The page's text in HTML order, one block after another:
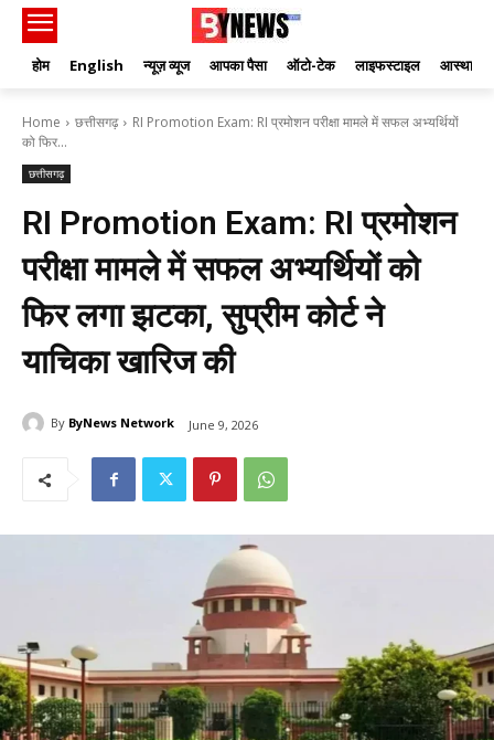
होम English न्यूज़ व्यूज आपका पैसा ऑटो-टेक लाइफस्टाइल आस्था
Home छत्तीसगढ़
RI Promotion Exam: RI प्रमोशन परीक्षा मामले में सफल अभ्यर्थियों
को फिर...
छत्तीसगढ़
RI Promotion Exam: RI प्रमोशन
परीक्षा मामले में सफल अभ्यर्थियों को
फिर लगा झटका, सुप्रीम कोर्ट ने
याचिका खारिज की
By ByNews Network June 9, 2026